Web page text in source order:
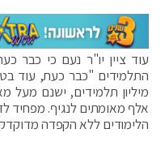
עוד ציין יו"ר נעם כי כבר
אלף מאומתים לנגיף. מפחיד
הלימודים ללא ‏הקפדה